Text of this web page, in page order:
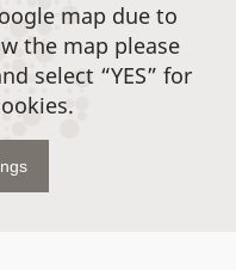
map due to
the map please
select “YES” for